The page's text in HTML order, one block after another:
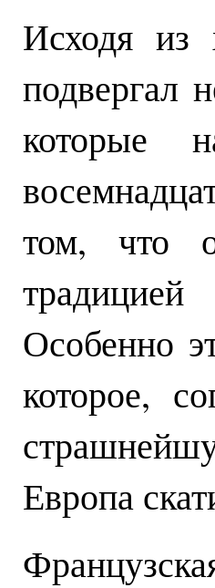
Исходя из
подвергал
которые
том, что
Особенно
которое,
Европа